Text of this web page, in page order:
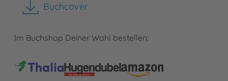
Buchcover
herunterladen
Im Buchshop Deiner Wahl bestellen: